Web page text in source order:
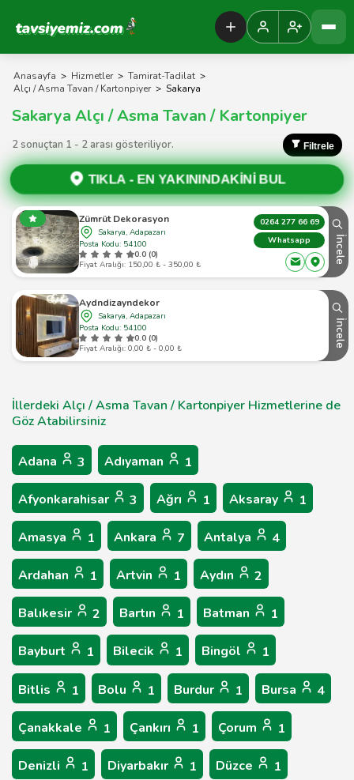
Tavsiyemiz Anasayfa
Anasayfa > Hizmetler > Tamirat-Tadilat >
Alçı / Asma Tavan / Kartonpiyer > Sakarya
Sakarya Alçı / Asma Tavan / Kartonpiyer
2 sonuçtan 1 - 2 arası gösteriliyor. Filtrele
TIKLA - EN YAKININDAKİNİ BUL
Zümrüt Dekorasyon
Sakarya, Adapazarı
Posta Kodu: 54100
0.0 (0)
Fiyat Aralığı: 150,00 ₺ - 350,00 ₺
0264 277 66 69
Whatsapp
İncele
Aydndizayndekor
Sakarya, Adapazarı
Posta Kodu: 54100
0.0 (0)
Fiyat Aralığı: 0,00 ₺ - 0,00 ₺
İncele
İllerdeki Alçı / Asma Tavan / Kartonpiyer Hizmetlerine de
Göz Atabilirsiniz
Adana 3 Adıyaman 1
Afyonkarahisar 3 Ağrı 1 Aksaray 1
Amasya 1 Ankara 7 Antalya 4
Ardahan 1 Artvin 1 Aydın 2
Balıkesir 2 Bartın 1 Batman 1
Bayburt 1 Bilecik 1 Bingöl 1
Bitlis 1 Bolu 1 Burdur 1 Bursa 4
Çanakkale 1 Çankırı 1 Çorum 1
Denizli 1 Diyarbakır 1 Düzce 1